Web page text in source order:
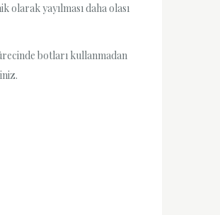
olarak yayılması daha olası
botları kullanmadan